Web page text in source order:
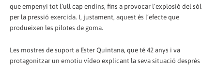
que empenyi tot l’ull cap endins, fins a provocar l’explosió del sòl
per la pressió exercida. I, justament, aquest és l’efecte que
produeixen les pilotes de goma.
Les mostres de suport a Ester Quintana, que té 42 anys i va
protagonitzar un emotiu vídeo explicant la seva situació després